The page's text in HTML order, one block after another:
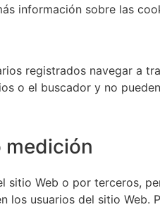
información sobre las
registrados navegar a
o el buscador y no
medición
sitio Web o por terceros,
los usuarios del sitio Web.